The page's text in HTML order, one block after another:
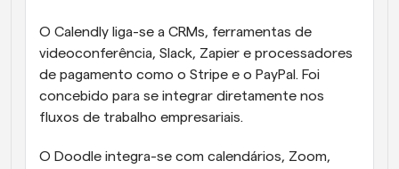
O Calendly liga-se a CRMs, ferramentas de
videoconferência, Slack, Zapier e processadores
de pagamento como o Stripe e o PayPal. Foi
concebido para se integrar diretamente nos
fluxos de trabalho empresariais.
O Doodle integra-se com calendários, Zoom,